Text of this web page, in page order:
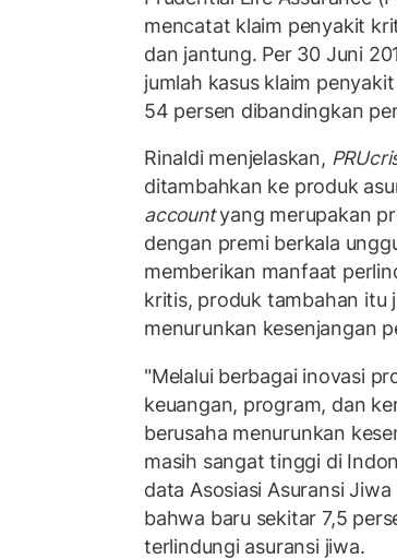
mencatat klaim penyakit
dan jantung. Per 30 Juni
jumlah kasus klaim
54 persen dibandingkan
Rinaldi menjelaskan,
ditambahkan ke produk
accountyang merupakan
dengan premi berkala
memberikan manfaat
kritis, produk tambahan itu
menurunkan kesenjangan
"Melalui berbagai inovasi
keuangan, program, dan
berusaha menurunkan
masih sangat tinggi di
data Asosiasi Asuransi
bahwa baru sekitar 7,5
terlindungi asuransi jiwa.